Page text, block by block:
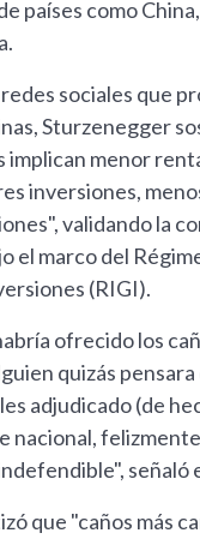
países como
sociales que
Sturzenegger
implican menor
inversiones,
validando la
el marco del
(RIGI).
ofrecido los
quizás pensara
adjudicado (de
nacional,
señaló
que "caños más